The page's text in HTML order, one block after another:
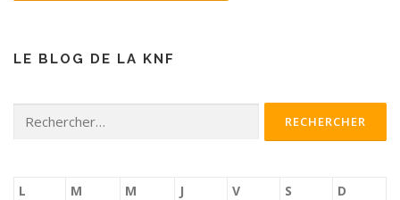
LE BLOG DE LA KNF
L M M J V S D